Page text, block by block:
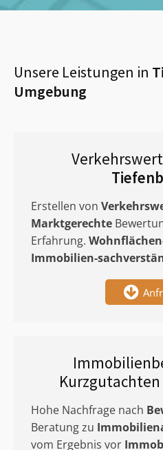
Unsere Leistungen in
Umgebung
Erstellen von
Marktgerechte
Erfahrung.
Immobilien-
Kurzgutachten
Hohe Nachfrage nach
Beratung zu
vom Ergebnis vor